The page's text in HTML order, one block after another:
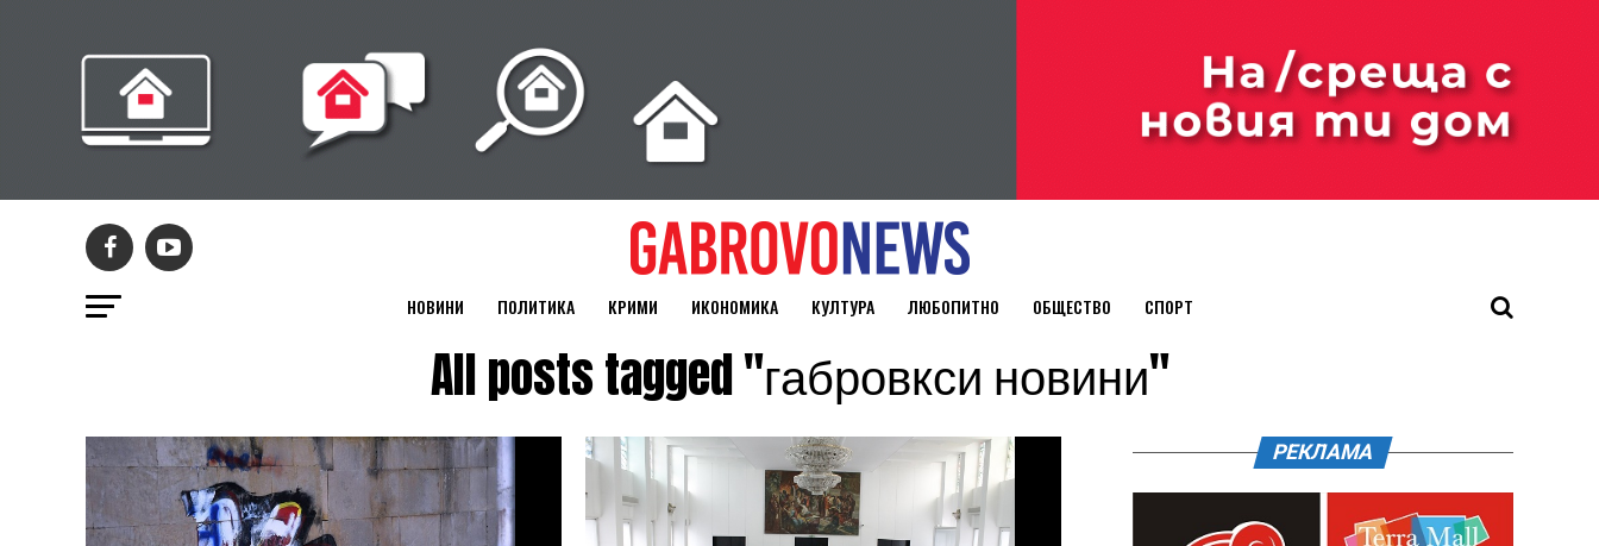
НОВИНИ ПОЛИТИКА КРИМИ ИКОНОМИКА КУЛТУРА ЛЮБОПИТНО ОБЩЕСТВО СПОРТ
All posts tagged "габровкси новини"
РЕКЛАМА